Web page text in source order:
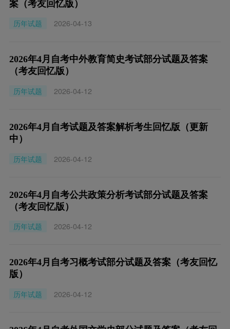
案（考友回忆版）
历年试题
2026-04-13
2026年4月自考中外教育简史考试部分试题及答案
（考友回忆版）
历年试题
2026-04-12
2026年4月自考试题及答案解析考生回忆版（更新
中）
历年试题
2026-04-12
2026年4月自考公共政策分析考试部分试题及答案
（考友回忆版）
历年试题
2026-04-12
2026年4月自考习概考试部分试题及答案（考友回忆
版）
历年试题
2026-04-12